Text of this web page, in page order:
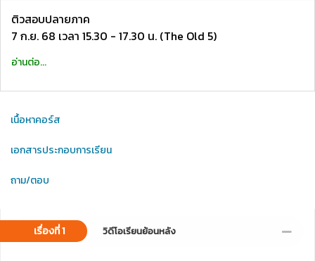
ติวสอบปลายภาค
7 ก.ย. 68 เวลา 15.30 - 17.30 น. (The Old 5)
อ่านต่อ...
เนื้อหาคอร์ส
เอกสารประกอบการเรียน
ถาม/ตอบ
เรื่องที่ 1 วิดีโอเรียนย้อนหลัง